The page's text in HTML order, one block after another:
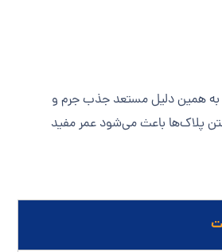
به همین دلیل مستعد جذب جرم و
پلاک‌ها باعث می‌شود عمر مفید